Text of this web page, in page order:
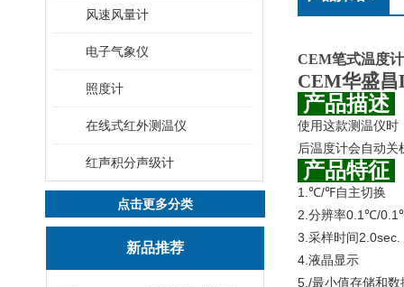
风速风量计
电子气象仪
照度计
在线式红外测温仪
红声积分声级计
点击更多分类
新品推荐
CEM笔式温度
CEM华盛昌
产品描述
使用这款测温仪时
后温度计会自动关
产品特征
1.℃/℉自主切换
2. 分辨率0.1℃/
3. 采样时间 2.0sec.
4. 液晶显示
5. /最小值存储和数